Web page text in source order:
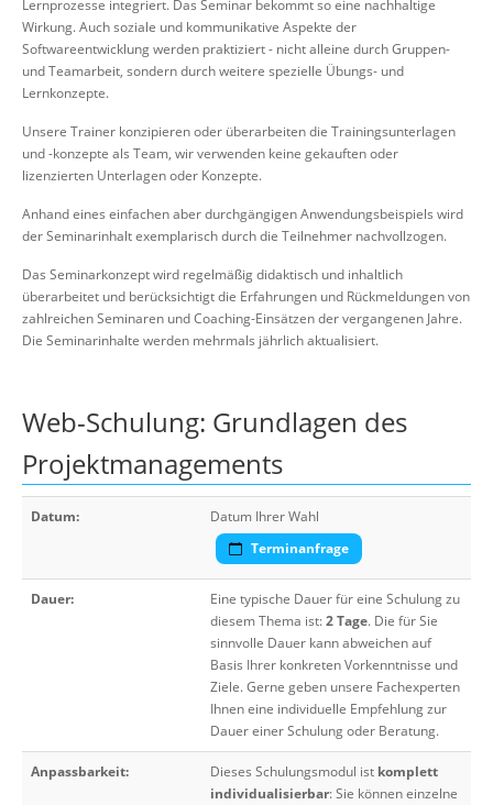
Lernprozesse integriert. Das Seminar bekommt so eine nachhaltige
Wirkung. Auch soziale und kommunikative Aspekte der
Softwareentwicklung werden praktiziert - nicht alleine durch Gruppen-
und Teamarbeit, sondern durch weitere spezielle Übungs- und
Lernkonzepte.
Unsere Trainer konzipieren oder überarbeiten die Trainingsunterlagen
und -konzepte als Team, wir verwenden keine gekauften oder
lizenzierten Unterlagen oder Konzepte.
Anhand eines einfachen aber durchgängigen Anwendungsbeispiels wird
der Seminarinhalt exemplarisch durch die Teilnehmer nachvollzogen.
Das Seminarkonzept wird regelmäßig didaktisch und inhaltlich
überarbeitet und berücksichtigt die Erfahrungen und Rückmeldungen von
zahlreichen Seminaren und Coaching-Einsätzen der vergangenen Jahre.
Die Seminarinhalte werden mehrmals jährlich aktualisiert.
Web-Schulung: Grundlagen des
Projektmanagements
Datum:
Datum Ihrer Wahl
Terminanfrage
Dauer:
Eine typische Dauer für eine Schulung zu
diesem Thema ist:2 Tage. Die für Sie
sinnvolle Dauer kann abweichen auf
Basis Ihrer konkreten Vorkenntnisse und
Ziele. Gerne geben unsere Fachexperten
Ihnen eine individuelle Empfehlung zur
Dauer einer Schulung oder Beratung.
Anpassbarkeit: Dieses Schulungsmodul ist komplett
individualisierbar: Sie können einzelne